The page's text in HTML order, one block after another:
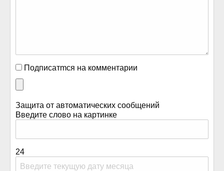
Подписатmся на комментарии
Защита от автоматических сообщений
Введите слово на картинке
24